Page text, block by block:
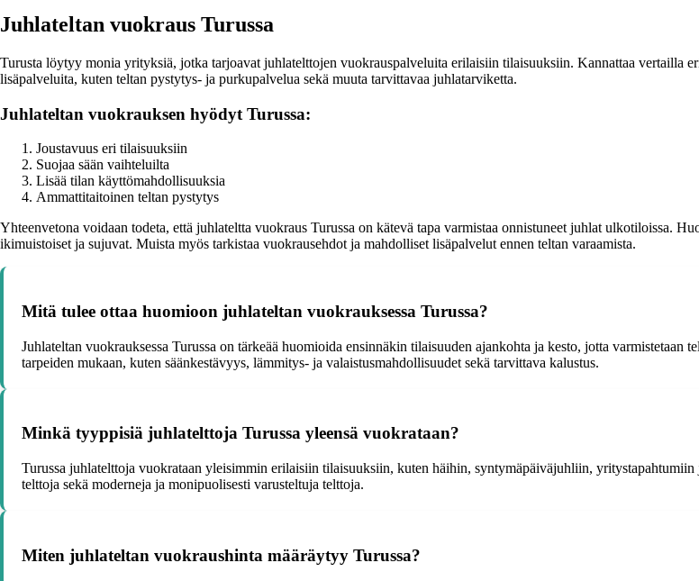
Juhlateltan vuokraus Turussa
Turusta löytyy monia yrityksiä, jotka tarjoavat juhlatelttojen vuokrauspalveluita erilaisiin tilaisuuksiin. Kannattaa vertailla
lisäpalveluita, kuten teltan pystytys- ja purkupalvelua sekä muuta tarvittavaa juhlatarviketta.
Juhlateltan vuokrauksen hyödyt Turussa:
Joustavuus eri tilaisuuksiin
Suojaa sään vaihteluilta
Lisää tilan käyttömahdollisuuksia
Ammattitaitoinen teltan pystytys
Yhteenvetona voidaan todeta, että juhlateltta vuokraus Turussa on kätevä tapa varmistaa onnistuneet juhlat ulkotiloissa.
ikimuistoiset ja sujuvat. Muista myös tarkistaa vuokrausehdot ja mahdolliset lisäpalvelut ennen teltan varaamista.
Mitä tulee ottaa huomioon juhlateltan vuokrauksessa Turussa?
Juhlateltan vuokrauksessa Turussa on tärkeää huomioida ensinnäkin tilaisuuden ajankohta ja kesto, jotta
tarpeiden mukaan, kuten säänkestävyys, lämmitys- ja valaistusmahdollisuudet sekä tarvittava kalustus.
Minkä tyyppisiä juhlatelttoja Turussa yleensä vuokrataan?
Turussa juhlatelttoja vuokrataan yleisimmin erilaisiin tilaisuuksiin, kuten häihin, syntymäpäiväjuhliin,
telttoja sekä moderneja ja monipuolisesti varusteltuja telttoja.
Miten juhlateltan vuokraushinta määräytyy Turussa?